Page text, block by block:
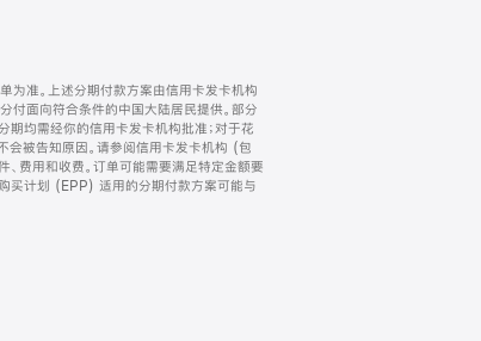
为准。上述分期付款方案由信用卡发卡机构
付面向符合条件的中国大陆居民提供。部分
均需经你的信用卡发卡机构批准；对于花
会被告知原因。请参阅信用卡发卡机构 (包
费用和收费。订单可能需要满足特定金额要
买计划 (EPP) 适用的分期付款方案可能与